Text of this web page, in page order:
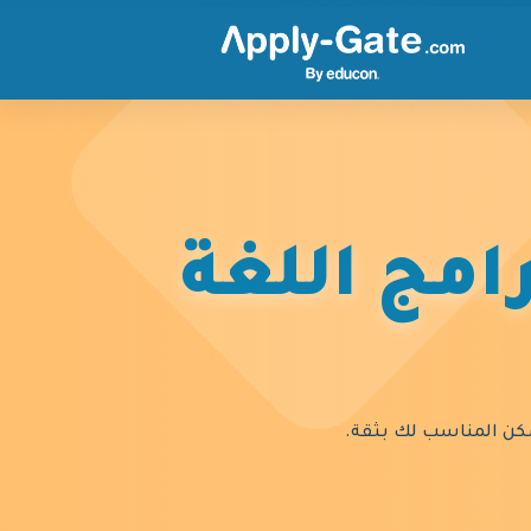
اللغة
المناسب لك بثقة.